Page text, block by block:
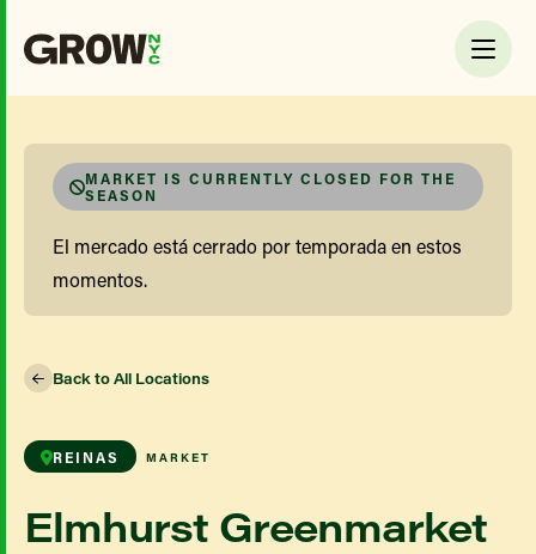
MARKET IS CURRENTLY CLOSED FOR THE
SEASON
El mercado está cerrado por temporada en estos
momentos.
Back to All Locations
REINAS MARKET
Elmhurst Greenmarket